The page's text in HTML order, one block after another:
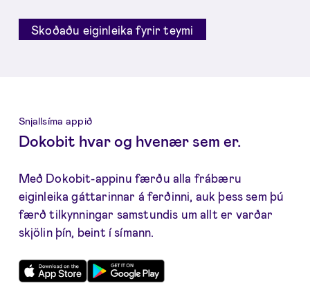
Skoðaðu eiginleika fyrir teymi
Snjallsíma appið
Dokobit hvar og hvenær sem er.
Með Dokobit-appinu færðu alla frábæru
eiginleika gáttarinnar á ferðinni, auk þess sem þú
færð tilkynningar samstundis um allt er varðar
skjölin þín, beint í símann.